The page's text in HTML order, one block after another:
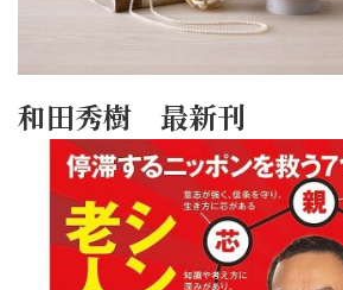
和田秀樹 最新刊